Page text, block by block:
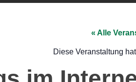
« Alle
Diese Veranstaltung